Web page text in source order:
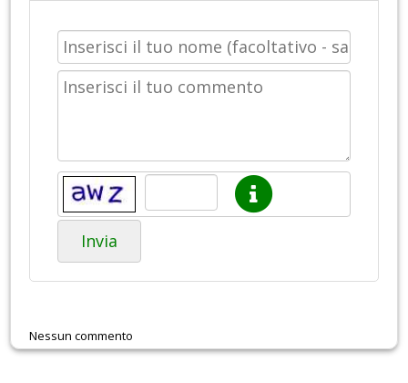
Invia
Nessun commento